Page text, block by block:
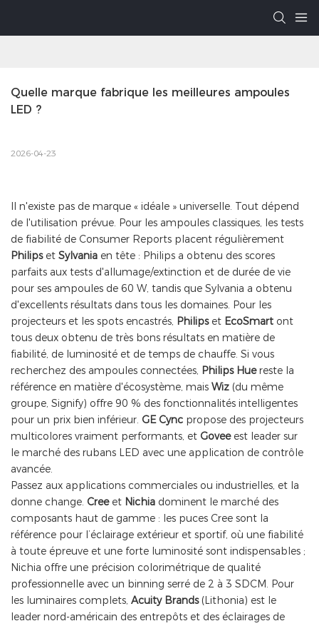
Quelle marque fabrique les meilleures ampoules
LED ?
2026-04-23
Il n'existe pas de marque « idéale » universelle. Tout dépend
de l'utilisation prévue. Pour les ampoules classiques, les tests
de fiabilité de Consumer Reports placent régulièrement
Philipset Sylvania en tête : Philips a obtenu des scores
parfaits aux tests d'allumage/extinction et de durée de vie
pour ses ampoules de 60 W, tandis que Sylvania a obtenu
d'excellents résultats dans tous les domaines. Pour les
projecteurs et les spots encastrés, Philipset EcoSmart ont
tous deux obtenu de très bons résultats en matière de
fiabilité, de luminosité et de temps de chauffe. Si vous
recherchez des ampoules connectées, Philips Huereste la
référence en matière d'écosystème, mais Wiz (du même
groupe, Signify) offre 90 % des fonctionnalités intelligentes
pour un prix bien inférieur. GE Cync propose des projecteurs
multicolores vraiment performants, et Goveeest leader sur
le marché des rubans LED avec une application de contrôle
avancée.
Passez aux applications commerciales ou industrielles, et la
donne change. Creeet Nichia dominent le marché des
composants haut de gamme : les puces Cree sont la
référence pour l’éclairage extérieur et sportif, où une fiabilité
à toute épreuve et une forte luminosité sont indispensables ;
Nichia offre une précision colorimétrique de qualité
professionnelle avec un binning serré de 2 à 3 SDCM. Pour
les luminaires complets, Acuity Brands(Lithonia) est le
leader nord-américain des entrepôts et des éclairages de